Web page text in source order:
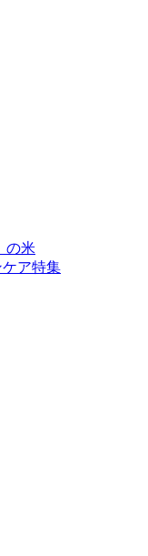
の米
ア特集